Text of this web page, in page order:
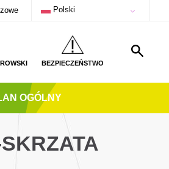
Polski
BEZPIECZEŃSTWO
OGÓLNY